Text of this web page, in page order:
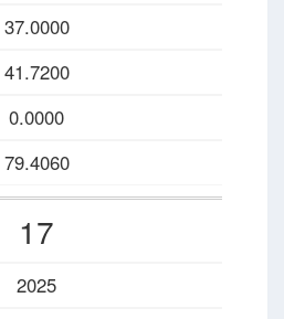
37.0000
41.7200
0.0000
79.4060
17
2025